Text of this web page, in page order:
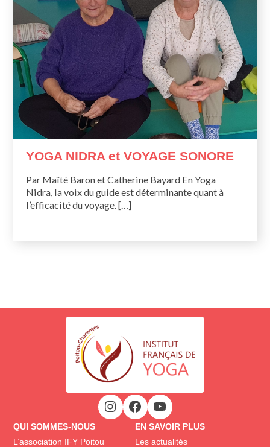
YOGA NIDRA et VOYAGE SONORE
Par Maïté Baron et Catherine Bayard En Yoga
Nidra, la voix du guide est déterminante quant à
l’efficacité du voyage. […]
QUI SOMMES-NOUS
L’association IFY Poitou
EN SAVOIR PLUS
Les actualités